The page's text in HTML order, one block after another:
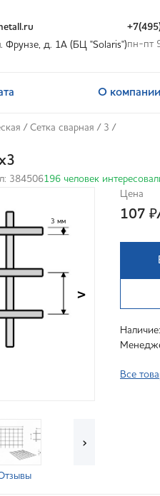
Фрунзе, д. 1А (БЦ "Solaris")пн-пт
О компании
/ Сетка сварная / 3 /
384506196 человек
3 мм
>
›
Цена
107 ₽
Наличие:
Все